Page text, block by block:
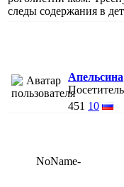
следы содержания в
Апельсина
Посетитель
451 10
NoName-